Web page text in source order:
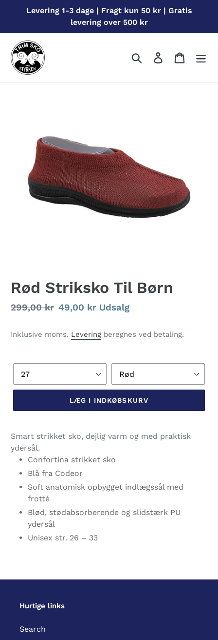
Levering 1-3 dage | Fragt kun 50 kr | Gratis
levering over 500 kr
Søg Log ind
Rød Striksko Til Børn
Normalpris
299,00 kr Udsalgspris
49,00 kr Udsalg
Inklusive moms. Levering beregnes ved betaling.
LÆG I INDKØBSKURV
produkt
din
indkøbskurv
Smart strikket sko, dejlig varm og med praktisk
ydersål.
Confortina strikket sko
Blå fra Codeor
Soft anatomisk opbygget indlægssål med
frotté
Blød, stødabsorberende og slidstærk PU
ydersål
Unisex str. 26 – 33
Hurtige links
Search